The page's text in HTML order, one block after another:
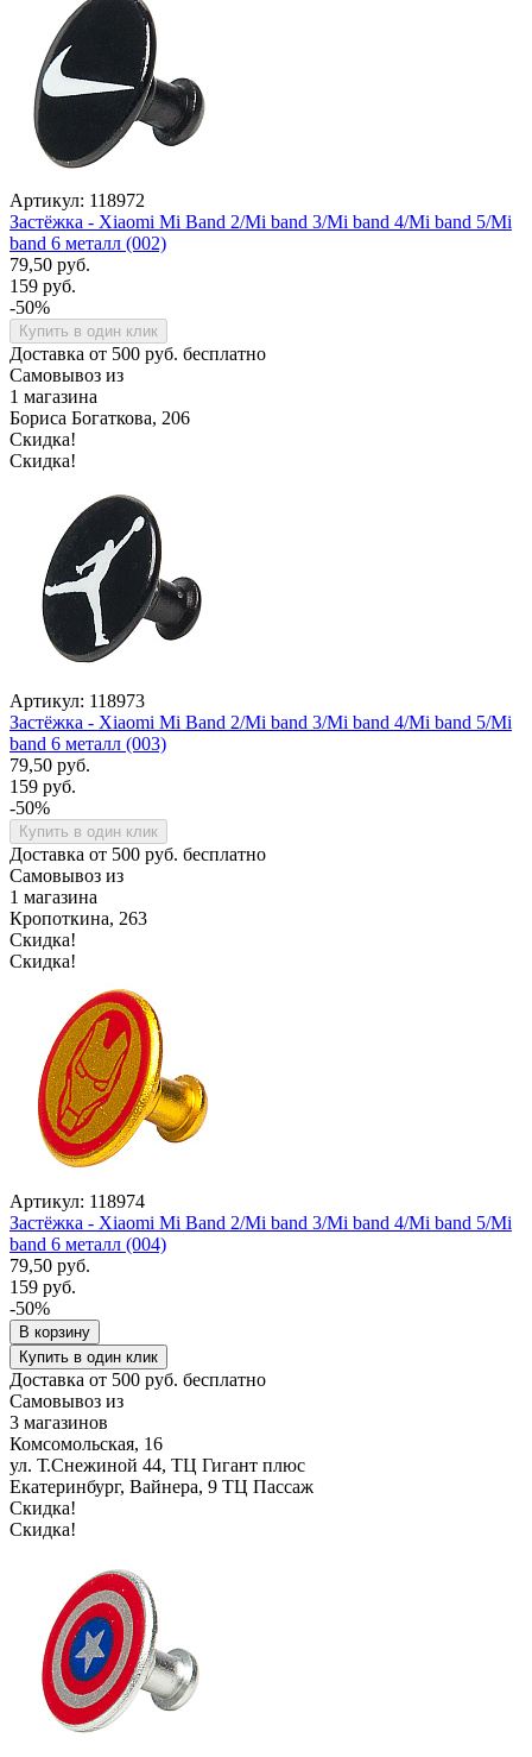
Артикул: 118972
Застёжка - Xiaomi Mi Band 2/Mi band 3/Mi band 4/Mi band 5/Mi
band 6 металл (002)
79,50 руб.
159 руб.
-50%
Купить в один клик
Доставка от 500 руб. бесплатно
Самовывоз из
1 магазина
Бориса Богаткова, 206
Скидка!
Скидка!
Артикул: 118973
Застёжка - Xiaomi Mi Band 2/Mi band 3/Mi band 4/Mi band 5/Mi
band 6 металл (003)
79,50 руб.
159 руб.
-50%
Купить в один клик
Доставка от 500 руб. бесплатно
Самовывоз из
1 магазина
Кропоткина, 263
Скидка!
Скидка!
Артикул: 118974
Застёжка - Xiaomi Mi Band 2/Mi band 3/Mi band 4/Mi band 5/Mi
band 6 металл (004)
79,50 руб.
159 руб.
-50%
В корзину
Купить в один клик
Доставка от 500 руб. бесплатно
Самовывоз из
3 магазинов
Комсомольская, 16
ул. Т.Снежиной 44, ТЦ Гигант плюс
Екатеринбург, Вайнера, 9 ТЦ Пассаж
Скидка!
Скидка!